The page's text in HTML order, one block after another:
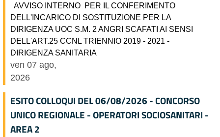
AVVISO INTERNO PER IL CONFERIMENTO
DELL'INCARICO DI SOSTITUZIONE PER LA
DIRIGENZA UOC S.M. 2 ANGRI SCAFATI AI SENSI
DELL'ART.25 CCNL TRIENNIO 2019 - 2021 -
DIRIGENZA SANITARIA
ven 07 ago,
2026
ESITO COLLOQUI DEL 06/08/2026 - CONCORSO
UNICO REGIONALE - OPERATORI SOCIOSANITARI -
AREA 2